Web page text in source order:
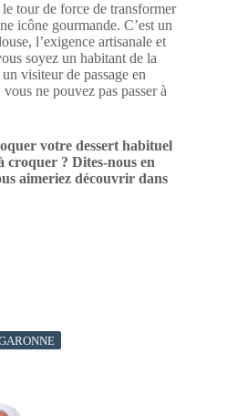
tour de force de transformer
icône gourmande. C’est un
l’exigence artisanale et
soyez un habitant de la
visiteur de passage en
ne pouvez pas passer à
votre dessert habituel
croquer ? Dites-nous en
aimeriez découvrir dans